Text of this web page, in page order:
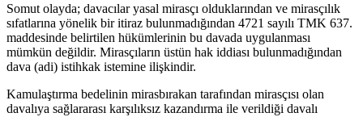
Somut olayda; davacılar yasal mirasçı olduklarından ve mirasçılık
sıfatlarına yönelik bir itiraz bulunmadığından 4721 sayılı TMK 637.
maddesinde belirtilen hükümlerinin bu davada uygulanması
mümkün değildir. Mirasçıların üstün hak iddiası bulunmadığından
dava (adi) istihkak istemine ilişkindir.
Kamulaştırma bedelinin mirasbırakan tarafından mirasçısı olan
davalıya sağlararası karşılıksız kazandırma ile verildiği davalı